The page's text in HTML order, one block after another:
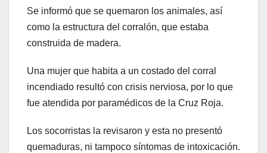
Se informó que se quemaron los animales, así
como la estructura del corralón, que estaba
construida de madera.
Una mujer que habita a un costado del corral
incendiado resultó con crisis nerviosa, por lo que
fue atendida por paramédicos de la Cruz Roja.
Los socorristas la revisaron y esta no presentó
quemaduras, ni tampoco síntomas de intoxicación.